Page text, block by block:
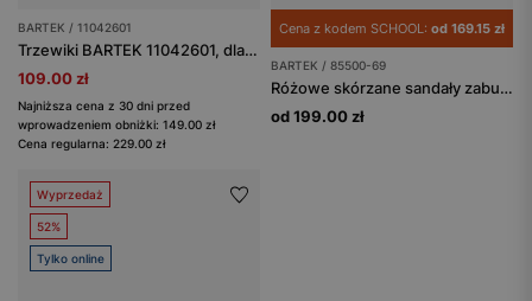
BARTEK / 11042601
Trzewiki BARTEK 11042601, dla dziewcząt, różowy
109.00 zł
Najniższa cena z 30 dni przed
wprowadzeniem obniżki: 149.00 zł
Cena regularna: 229.00 zł
Cena z kodem SCHOOL: od 169.15 zł
BARTEK / 85500-69
Różowe skórzane sandały zabudowane z obcasem Thomasa BARTEK 85500-69
od 199.00 zł
Wyprzedaż
52%
Tylko online